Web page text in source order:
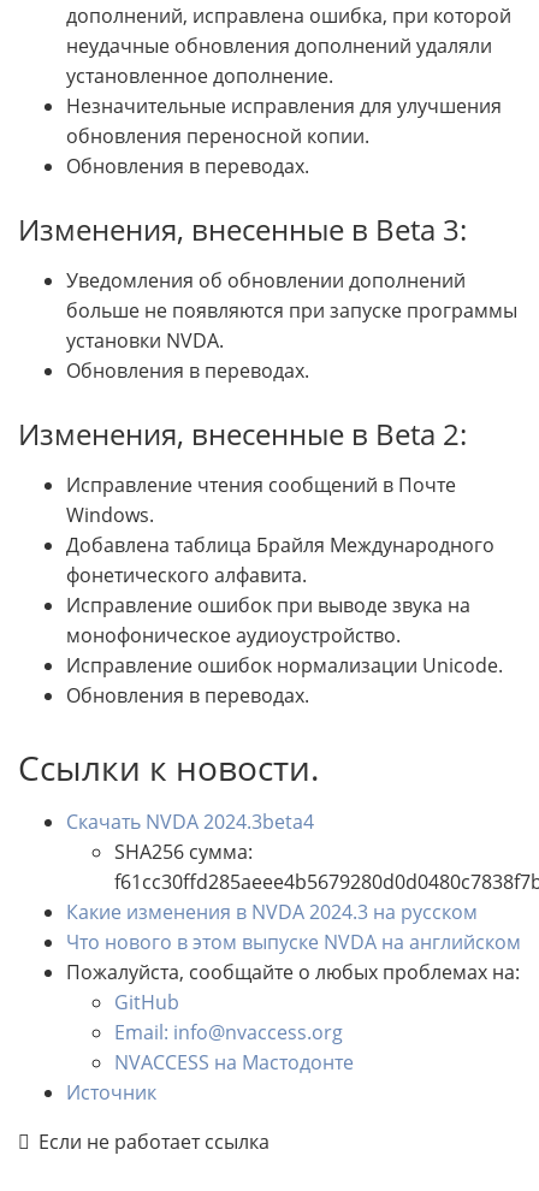
дополнений, исправлена ошибка, при которой
неудачные обновления дополнений удаляли
установленное дополнение.
Незначительные исправления для улучшения
обновления переносной копии.
Обновления в переводах.
Изменения, внесенные в Beta 3:
Уведомления об обновлении дополнений
больше не появляются при запуске программы
установки NVDA.
Обновления в переводах.
Изменения, внесенные в Beta 2:
Исправление чтения сообщений в Почте
Windows.
Добавлена таблица Брайля Международного
фонетического алфавита.
Исправление ошибок при выводе звука на
монофоническое аудиоустройство.
Исправление ошибок нормализации Unicode.
Обновления в переводах.
Ссылки к новости.
Скачать NVDA 2024.3beta4
SHA256 сумма:
Какие изменения в NVDA 2024.3 на русском
Что нового в этом выпуске NVDA на английском
Пожалуйста, сообщайте о любых проблемах на:
GitHub
Email: info@nvaccess.org
NVACCESS на Мастодонте
Источник
Если не работает ссылка